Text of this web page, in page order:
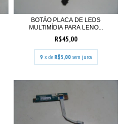
BOTÃO PLACA DE LEDS
MULTIMÍDIA PARA LENO...
R$45,00
9 x de R$5,00 sem juros